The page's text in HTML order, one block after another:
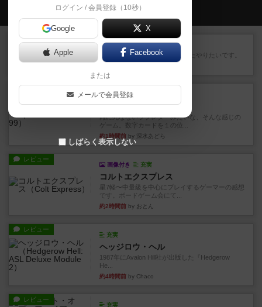
会員の新しい投稿
レビュー ゴットファイブ！
運要素があり楽しめました。またやりたいです。
充実
ダブルナイン
雑に死なないラブレターみたいな、そんな感じの
ゲーム。数字カードを１の位...
約1時間前 by 深水あどら
レビュー
画像付き 充実
コルトエクスプレス
星7軽〜中量級を中心にプレイするゲーマーの感想
です。ボードゲーム会にて...
約2時間前 by おとん
レビュー
充実
ヘッジロウ・ヘル
1987年にAvalon Hill社が出版した『Hedgerow
He...
約4時間前 by Chaco
レビュー
充実
ログイン / 会員登録（10秒）
Google X
Apple Facebook
または
メールで会員登録
しばらく表示しない